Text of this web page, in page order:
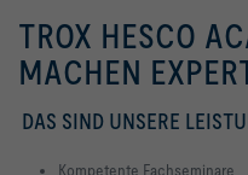
TROX HESCO
MACHEN
DAS SIND UNSERE
Kompetente Fachseminare